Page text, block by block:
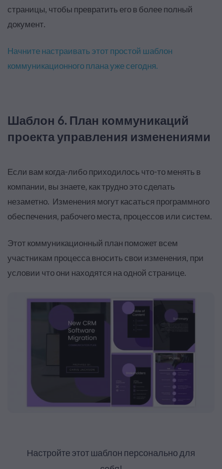
страницы, чтобы превратить его в более полный
документ.
Начните настраивать этот простой шаблон
коммуникационного плана уже сегодня.
Шаблон 6. План коммуникаций
проекта управления изменениями
Если вам когда-либо приходилось что-то менять в
компании, вы знаете, как трудно это сделать
незаметно. Изменения могут касаться программного
обеспечения, рабочего места, процессов или систем.
Этот коммуникационный план поможет всем
участникам процесса вносить свои изменения, при
условии что они находятся на одной странице.
Настройте этот шаблон персонально для